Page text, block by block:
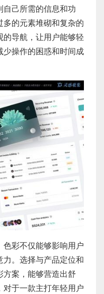
己所需的信息和功
的元素堆砌和复杂的
导航，让用户能够轻
少操作的困惑和时间成
彩不仅能够影响用户
。选择与产品定位和
方案，能够营造出舒
于一款主打年轻用户